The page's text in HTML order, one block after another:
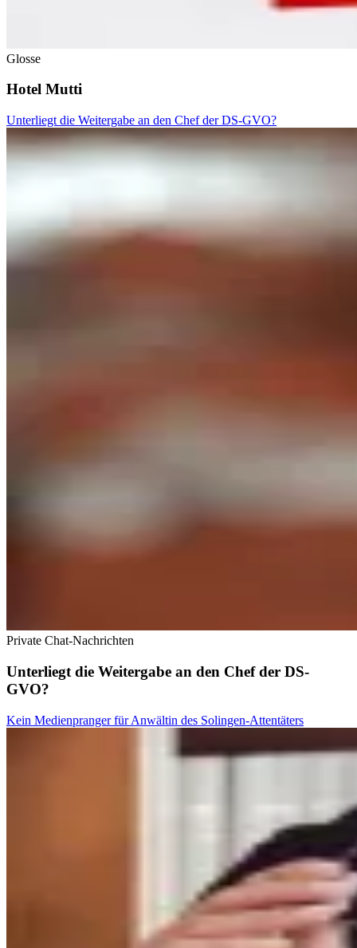
Glosse
Hotel Mutti
Unterliegt die Weitergabe an den Chef der DS-GVO?
Private Chat-Nachrichten
Unterliegt die Weitergabe an den Chef der DS-
GVO?
Kein Medienpranger für Anwältin des Solingen-Attentäters